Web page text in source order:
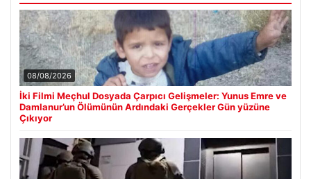
08/08/2026
İki Filmi Meçhul Dosyada Çarpıcı Gelişmeler: Yunus Emre ve
Damlanur’un Ölümünün Ardındaki Gerçekler Gün yüzüne
Çıkıyor